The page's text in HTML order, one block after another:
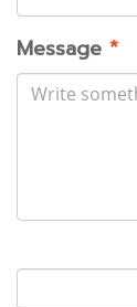
Message *